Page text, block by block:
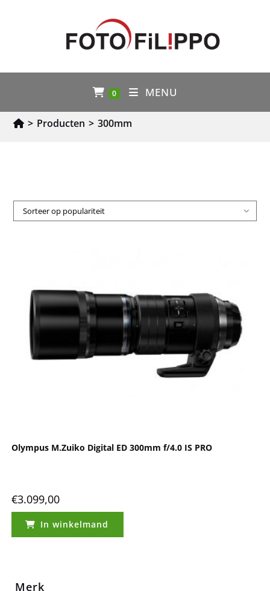
0 MENU
> Producten > 300mm
Sorteer op populariteit
Olympus M.Zuiko Digital ED 300mm f/4.0 IS PRO
€3.099,00
In winkelmand
Merk